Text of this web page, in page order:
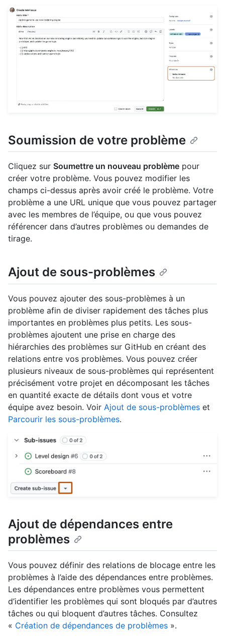
Soumission de votre problème
Cliquez sur Soumettre un nouveau problème pour
créer votre problème. Vous pouvez modifier les
champs ci-dessus après avoir créé le problème. Votre
problème a une URL unique que vous pouvez partager
avec les membres de l’équipe, ou que vous pouvez
référencer dans d’autres problèmes ou demandes de
tirage.
Ajout de sous-problèmes
Vous pouvez ajouter des sous-problèmes à un
problème afin de diviser rapidement des tâches plus
importantes en problèmes plus petits. Les sous-
problèmes ajoutent une prise en charge des
hiérarchies des problèmes sur GitHub en créant des
relations entre vos problèmes. Vous pouvez créer
plusieurs niveaux de sous-problèmes qui représentent
précisément votre projet en décomposant les tâches
en quantité exacte de détails dont vous et votre
équipe avez besoin. Voir Ajout de sous-problèmes et
Parcourir les sous-problèmes.
Ajout de dépendances entre
problèmes
Vous pouvez définir des relations de blocage entre les
problèmes à l’aide des dépendances entre problèmes.
Les dépendances entre problèmes vous permettent
d’identifier les problèmes qui sont bloqués par d’autres
tâches ou qui bloquent d’autres tâches. Consultez
« Création de dépendances de problèmes ».